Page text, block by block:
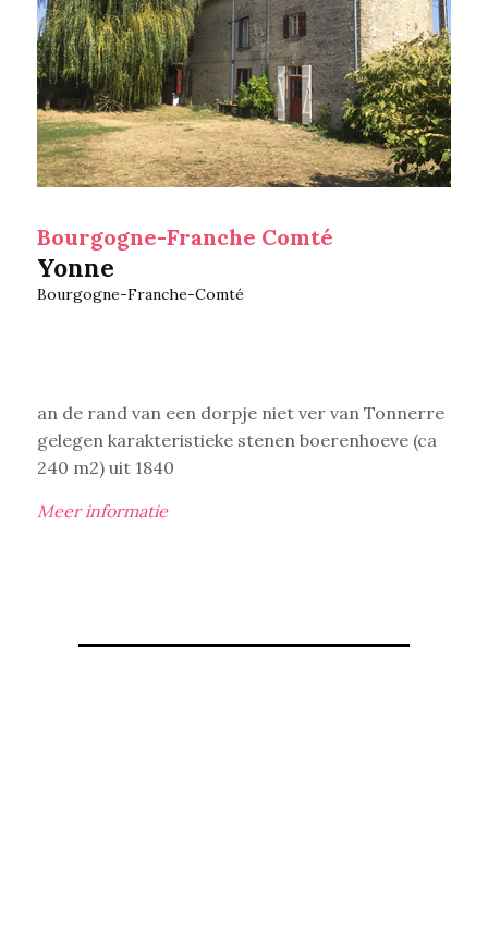
Bourgogne-Franche Comté
Yonne
Bourgogne-Franche-Comté
an de rand van een dorpje niet ver van Tonnerre
gelegen karakteristieke stenen boerenhoeve (ca
240 m2) uit 1840
Meer informatie